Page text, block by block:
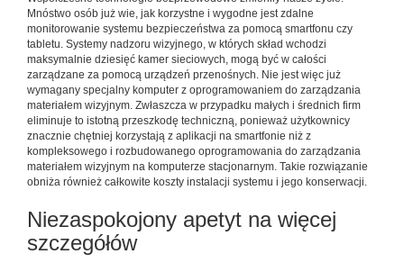
Mnóstwo osób już wie, jak korzystne i wygodne jest zdalne
monitorowanie systemu bezpieczeństwa za pomocą smartfonu czy
tabletu. Systemy nadzoru wizyjnego, w których skład wchodzi
maksymalnie dziesięć kamer sieciowych, mogą być w całości
zarządzane za pomocą urządzeń przenośnych. Nie jest więc już
wymagany specjalny komputer z oprogramowaniem do zarządzania
materiałem wizyjnym. Zwłaszcza w przypadku małych i średnich firm
eliminuje to istotną przeszkodę techniczną, ponieważ użytkownicy
znacznie chętniej korzystają z aplikacji na smartfonie niż z
kompleksowego i rozbudowanego oprogramowania do zarządzania
materiałem wizyjnym na komputerze stacjonarnym. Takie rozwiązanie
obniża również całkowite koszty instalacji systemu i jego konserwacji.
Niezaspokojony apetyt na więcej
szczegółów